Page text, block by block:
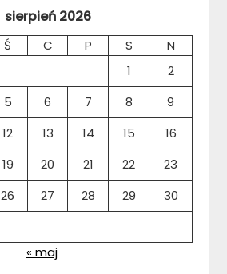
sierpień 2026
Ś C P S
N
1
2
5 6 7 8
9
12 13 14 15
16
19 20 21 22
23
26 27 28 29
30
« maj